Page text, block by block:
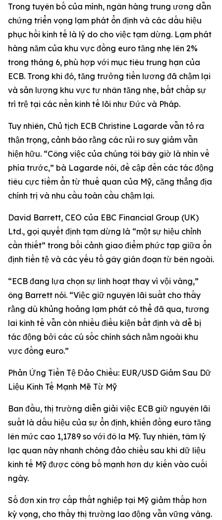
Trong tuyên bố của mình, ngân hàng trung ương dẫn
chứng triển vọng lạm phát ổn định và các dấu hiệu
phục hồi kinh tế là lý do cho việc tạm dừng. Lạm phát
hàng năm của khu vực đồng euro tăng nhẹ lên 2%
trong tháng 6, phù hợp với mục tiêu trung hạn của
ECB. Trong khi đó, tăng trưởng tiền lương đã chậm lại
và sản lượng khu vực tư nhân tăng nhẹ, bất chấp sự
trì trệ tại các nền kinh tế lõi như Đức và Pháp.
Tuy nhiên, Chủ tịch ECB Christine Lagarde vẫn tỏ ra
thận trọng, cảnh báo rằng các rủi ro suy giảm vẫn
hiện hữu. “Công việc của chúng tôi bây giờ là nhìn về
phía trước,” bà Lagarde nói, đề cập đến các tác động
tiêu cực tiềm ẩn từ thuế quan của Mỹ, căng thẳng địa
chính trị và nhu cầu toàn cầu chậm lại.
David Barrett, CEO của EBC Financial Group (UK)
Ltd., gọi quyết định tạm dừng là “một sự hiệu chỉnh
cần thiết” trong bối cảnh giao điểm phức tạp giữa ổn
định tiền tệ và các yếu tố gây gián đoạn từ bên ngoài.
“ECB đang lựa chọn sự linh hoạt thay vì vội vàng,”
ông Barrett nói. “Việc giữ nguyên lãi suất cho thấy
rằng dù khủng hoảng lạm phát có thể đã qua, tương
lai kinh tế vẫn còn nhiều điều kiện bất định và dễ bị
tác động bởi các cú sốc chính sách nằm ngoài khu
vực đồng euro.”
Phản Ứng Tiền Tệ Đảo Chiều: EUR/USD Giảm Sau Dữ
Liệu Kinh Tế Mạnh Mẽ Từ Mỹ
Ban đầu, thị trường diễn giải việc ECB giữ nguyên lãi
suất là dấu hiệu của sự ổn định, khiến đồng euro tăng
lên mức cao 1,1789 so với đô la Mỹ. Tuy nhiên, tâm lý
lạc quan này nhanh chóng đảo chiều sau khi dữ liệu
kinh tế Mỹ được công bố mạnh hơn dự kiến vào cuối
ngày.
Số đơn xin trợ cấp thất nghiệp tại Mỹ giảm thấp hơn
kỳ vọng, cho thấy thị trường lao động vẫn vững vàng.